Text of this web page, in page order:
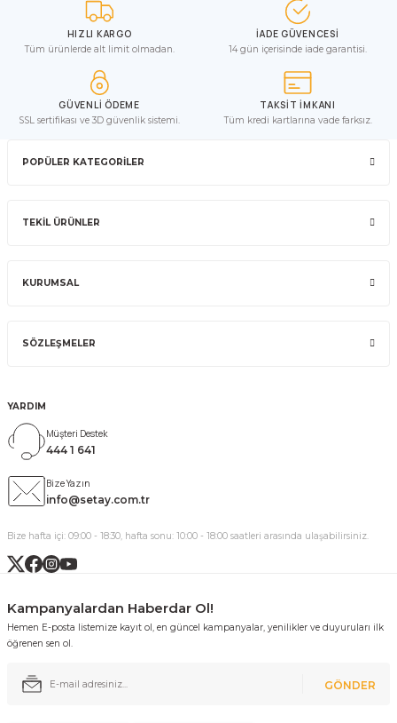
HIZLI KARGO
Tüm ürünlerde alt limit olmadan.
İADE GÜVENCESİ
14 gün içerisinde iade garantisi.
GÜVENLİ ÖDEME
SSL sertifikası ve 3D güvenlik sistemi.
TAKSİT İMKANI
Tüm kredi kartlarına vade farksız.
POPÜLER KATEGORİLER
TEKİL ÜRÜNLER
KURUMSAL
SÖZLEŞMELER
YARDIM
Müşteri Destek
444 1 641
Bize Yazın
info@setay.com.tr
Bize hafta içi: 09:00 - 18:30, hafta sonu: 10:00 - 18:00 saatleri arasında ulaşabilirsiniz.
Kampanyalardan Haberdar Ol!
Hemen E-posta listemize kayıt ol, en güncel kampanyalar, yenilikler ve duyuruları ilk
öğrenen sen ol.
GÖNDER